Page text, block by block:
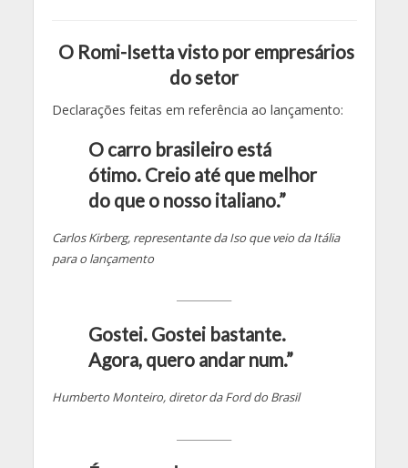
O Romi-Isetta visto por empresários
do setor
Declarações feitas em referência ao lançamento:
O carro brasileiro está
ótimo. Creio até que melhor
do que o nosso italiano.”
Carlos Kirberg, representante da Iso que veio da Itália
para o lançamento
Gostei. Gostei bastante.
Agora, quero andar num.”
Humberto Monteiro, diretor da Ford do Brasil